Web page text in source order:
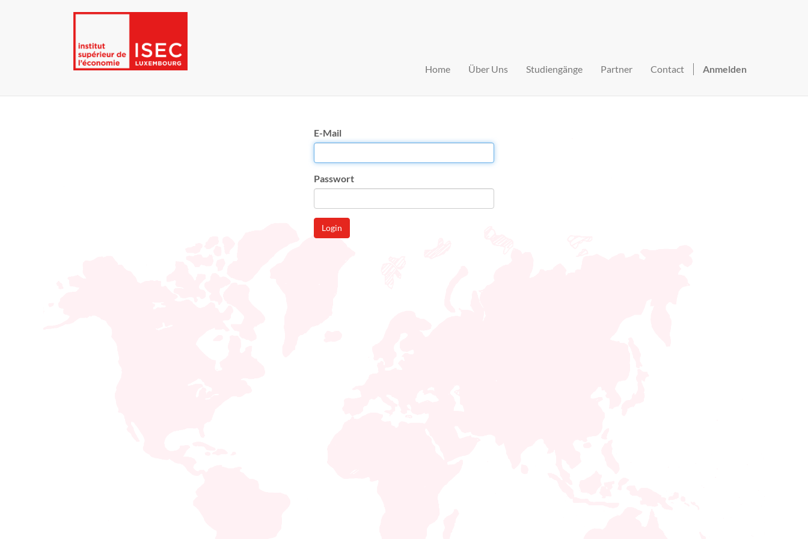
Home Über Uns Studiengänge Partner Contact Anmelden
E-Mail
Passwort
Login